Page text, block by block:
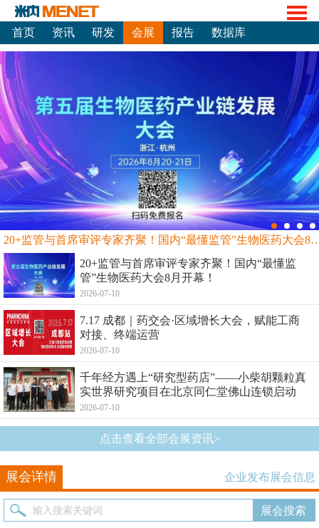
首页 资讯 研发 会展 报告 数据库
20+监管与首席审评专家齐聚！国内“最
20+监管与首席审评专家齐聚！国内“最懂监
管”生物医药大会8月开幕！
2026-07-10
7.17 成都｜药交会·区域增长大会，赋能工商
对接、终端运营
2026-07-10
千年经方遇上“研究型药店”——小柴胡颗粒真
实世界研究项目在北京同仁堂佛山连锁启动
2026-07-10
点击查看全部会展资讯>
展会详情 企业发布展会信息